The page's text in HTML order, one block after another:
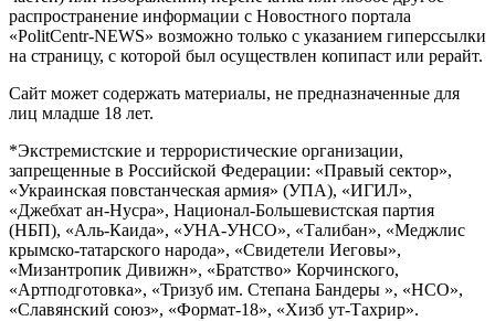
распространение информации с Новостного портала
«PolitCentr-NEWS» возможно только с указанием гиперссылки
на страницу, с которой был осуществлен копипаст или рерайт.
Сайт может содержать материалы, не предназначенные для
лиц младше 18 лет.
*Экстремистские и террористические организации,
запрещенные в Российской Федерации: «Правый сектор»,
«Украинская повстанческая армия» (УПА), «ИГИЛ»,
«Джебхат ан-Нусра», Национал-Большевистская партия
(НБП), «Аль-Каида», «УНА-УНСО», «Талибан», «Меджлис
крымско-татарского народа», «Свидетели Иеговы»,
«Мизантропик Дивижн», «Братство» Корчинского,
«Артподготовка», «Тризуб им. Степана Бандеры », «НСО»,
«Славянский союз», «Формат-18», «Хизб ут-Тахрир».